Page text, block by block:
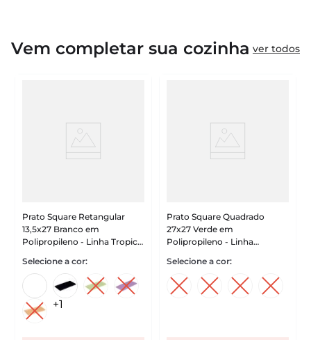
Vem completar sua cozinha ver todos
Prato Square Retangular
13,5x27 Branco em
Polipropileno - Linha Tropical
+1
Prato Square Quadrado
27x27 Verde em
Polipropileno - Linha